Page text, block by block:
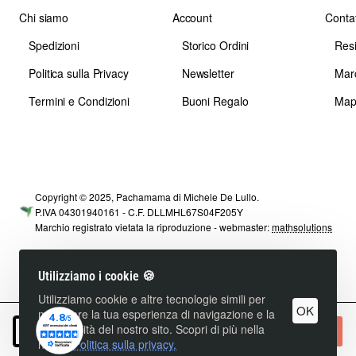
Utilizziamo i cookie 🍪
Utilizziamo cookie e altre tecnologie simili per
migliorare la tua esperienza di navigazione e la
funzionalità del nostro sito. Scopri di più nella
nostra Politica sulla privacy.
OK
+ Carrello
Chi siamo
Spedizioni
Politica sulla Privacy
Termini e Condizioni
Account
Storico Ordini
Newsletter
Buoni Regalo
Copyright © 2025, Pachamama di Michele De Lullo.
P.IVA 04301940161 - C.F. DLLMHL67S04F205Y
Marchio registrato vietata la riproduzione - webmaster:mathsolutions